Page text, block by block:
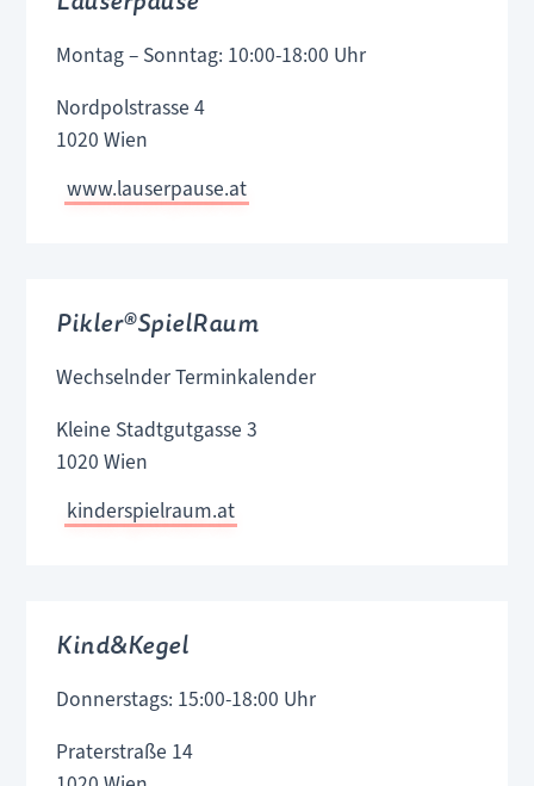
Montag – Sonntag: 10:00-18:00 Uhr
Nordpolstrasse 4
1020 Wien
www.lauserpause.at
Pikler®SpielRaum
Wechselnder Terminkalender
Kleine Stadtgutgasse 3
1020 Wien
kinderspielraum.at
Kind&Kegel
Donnerstags: 15:00-18:00 Uhr
Praterstraße 14